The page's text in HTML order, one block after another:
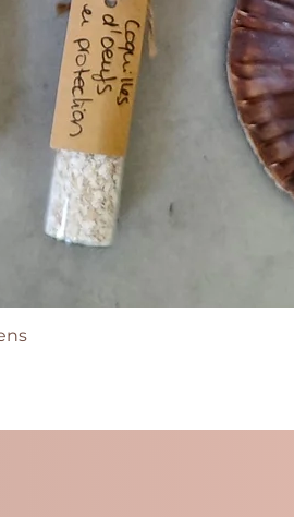
Quick View